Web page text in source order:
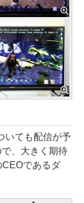
いても配信が予
、大きく期待
であるダ